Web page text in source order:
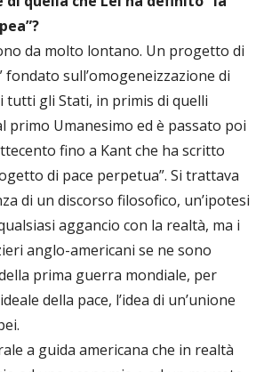
da molto lontano. Un progetto di
fondato sull’omogeneizzazione di
tutti gli Stati, in primis di quelli
primo Umanesimo ed è passato poi
fino a Kant che ha scritto
di pace perpetua”. Si trattava
di un discorso filosofico, un’ipotesi
aggancio con la realtà, ma i
anglo-americani se ne sono
prima guerra mondiale, per
della pace, l’idea di un’unione
a guida americana che in realtà